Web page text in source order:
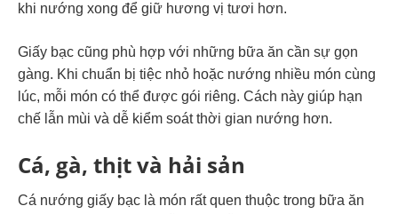
khi nướng xong để giữ hương vị tươi hơn.
Giấy bạc cũng phù hợp với những bữa ăn cần sự gọn
gàng. Khi chuẩn bị tiệc nhỏ hoặc nướng nhiều món cùng
lúc, mỗi món có thể được gói riêng. Cách này giúp hạn
chế lẫn mùi và dễ kiểm soát thời gian nướng hơn.
Cá, gà, thịt và hải sản
Cá nướng giấy bạc là món rất quen thuộc trong bữa ăn